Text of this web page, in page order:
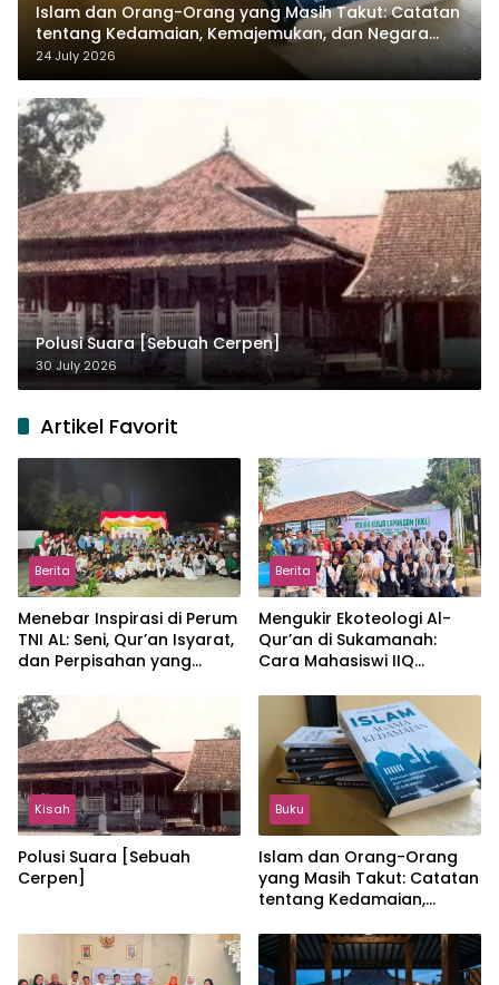
Islam dan Orang-Orang yang Masih Takut: Catatan
tentang Kedamaian, Kemajemukan, dan Negara
dalam Pemikiran Masykuri Abdillah
24 July 2026
Polusi Suara [Sebuah Cerpen]
30 July 2026
Artikel Favorit
Berita
Menebar Inspirasi di Perum
TNI AL: Seni, Qur’an Isyarat,
dan Perpisahan yang
Berita
Mengukir Ekoteologi Al-
Qur’an di Sukamanah:
Cara Mahasiswi IIQ
Jonggol
Kisah
Polusi Suara [Sebuah
Cerpen]
Buku
Islam dan Orang-Orang
yang Masih Takut: Catatan
tentang Kedamaian,
dalam Pemikiran Masykuri
Abdillah